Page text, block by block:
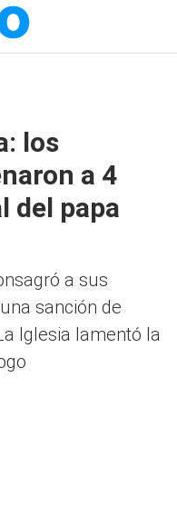
los
a 4
del papa
a sus
sanción de
Iglesia lamentó la